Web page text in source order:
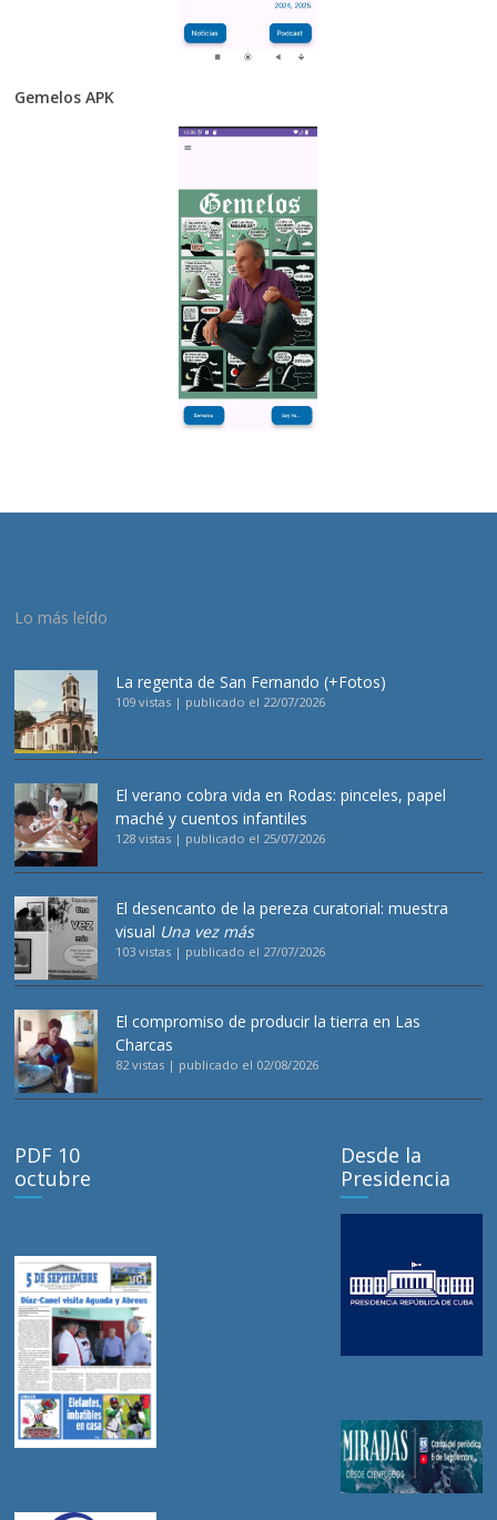
Gemelos APK
Lo más leído
La regenta de San Fernando (+Fotos)
109 vistas | publicado el 22/07/2026
El verano cobra vida en Rodas: pinceles, papel
maché y cuentos infantiles
128 vistas | publicado el 25/07/2026
El desencanto de la pereza curatorial: muestra
visual Una vez más
103 vistas | publicado el 27/07/2026
El compromiso de producir la tierra en Las
Charcas
82 vistas | publicado el 02/08/2026
PDF 10
octubre
Desde la
Presidencia